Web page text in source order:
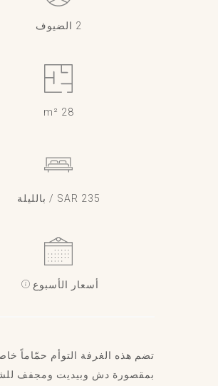
2 الضيوف
28 m²
235 SAR / بالليلة
أسعار الأسبوع
تضم هذه الغرفة التوأم حمّاماً
بمقصورة دش وبيديت ومجفف